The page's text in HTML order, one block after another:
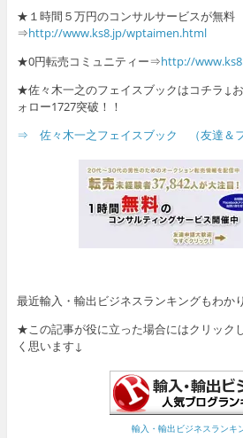
★１時間５万円のコンサルサービスが無料
⇒http://www.ks8.jp/wptaimen.html
★0円転売コミュニティー⇒http://
★佐々木一之のフェイスブックはコチラ↓
ォロー1727突破！！
⇒ 佐々木一之フェイスブック （友達＆
最近輸入・輸出ビジネスランキングもわか
★この記事が役に立った場合にはクリック
く思います↓
輸入・輸出ビジネスランキ